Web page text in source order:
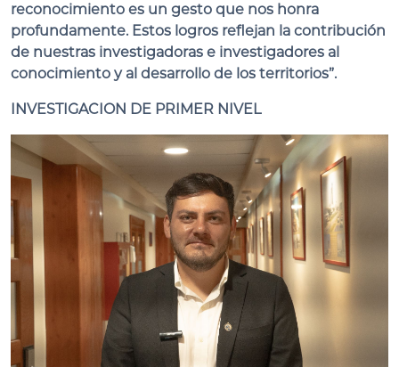
reconocimiento es un gesto que nos honra
profundamente. Estos logros reflejan la contribución
de nuestras investigadoras e investigadores al
conocimiento y al desarrollo de los territorios”.
INVESTIGACION DE PRIMER NIVEL